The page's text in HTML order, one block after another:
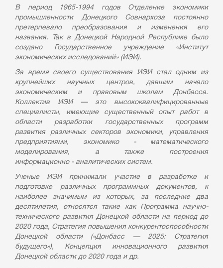
В период 1965-1994 годов Отделение экономики
промышленности Донецкого Совнархоза постоянно
претерпевало преобразования и изменения его
названия. Так в Донецкой Народной Республике было
создано Государственное учреждение «Институт
экономических исследований» (ИЭИ).
За время своего существования ИЭИ стал одним из
крупнейших научных центров, давшим начало
экономическим и правовым школам Донбасса.
Коллектив ИЭИ — это высококвалифицированные
специалисты, имеющие существенный опыт работ в
области разработки государственных программ
развития различных секторов экономики, управления
предприятиями, экономико - математического
моделирования, а также построения
информационно - аналитических систем.
Ученые ИЭИ принимали участие в разработке и
подготовке различных программных документов, к
наиболее значимым из которых, за последние два
десятилетия, относятся такие как Программа научно-
технического развития Донецкой области на период до
2020 года, Стратегия повышения конкурентоспособности
Донецкой области («Донбасс — 2025: Стратегия
будущего»), Концепция инновационного развития
Донецкой области до 2020 года и др.